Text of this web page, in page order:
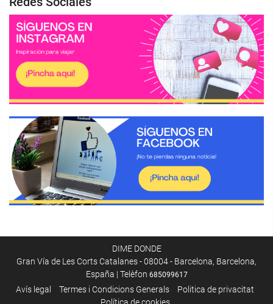
DIME DONDE
Gran Vía de Les Corts Catalanes - 08004 - Barcelona, Barcelona,
España | Telèfon 685099617
Avís legal Termes i Condicions Generals
Poli­tica de privacitat